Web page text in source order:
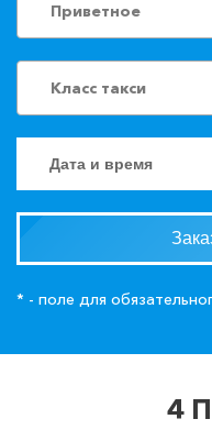
Приветное
Класс такси
* - поле для
4